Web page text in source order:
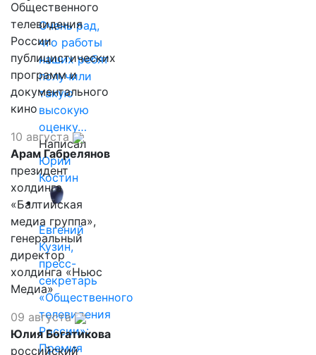
Очень рад,
что работы
наших ребят
получили
такую
высокую
оценку…
Написал
Юрий
Костин
Евгений
Кузин,
пресс-
секретарь
«Общественного
телевидения
России»:
Премия
Общественного
телевидения
России
публицистических
программ и
документального
кино
10 августа
Арам Габрелянов
президент
холдинга
«Балтийская
медиа группа»,
генеральный
директор
холдинга «Ньюс
Медиа»
09 августа
Юлия Богатикова
российский